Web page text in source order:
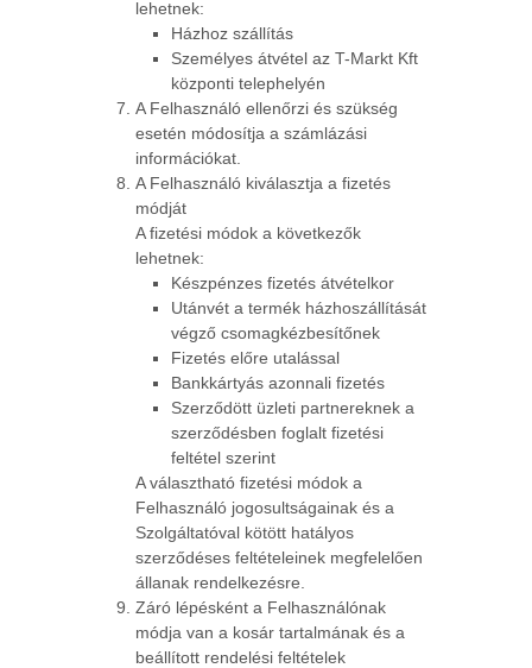
lehetnek:
Házhoz szállítás
Személyes átvétel az T-Markt Kft
központi telephelyén
A Felhasználó ellenőrzi és szükség
esetén módosítja a számlázási
információkat.
A Felhasználó kiválasztja a fizetés
módját
A fizetési módok a következők
lehetnek:
Készpénzes fizetés átvételkor
Utánvét a termék házhoszállítását
végző csomagkézbesítőnek
Fizetés előre utalással
Bankkártyás azonnali fizetés
Szerződött üzleti partnereknek a
szerződésben foglalt fizetési
feltétel szerint
A választható fizetési módok a
Felhasználó jogosultságainak és a
Szolgáltatóval kötött hatályos
szerződéses feltételeinek megfelelően
állanak rendelkezésre.
Záró lépésként a Felhasználónak
módja van a kosár tartalmának és a
beállított rendelési feltételek